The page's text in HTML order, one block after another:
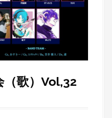
（歌）Vol,32